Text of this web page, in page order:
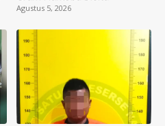
Agustus 5, 2026